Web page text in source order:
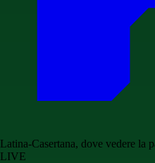
Latina-Casertana, dove vedere la
LIVE